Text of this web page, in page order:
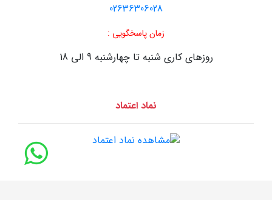
02636306028
زمان پاسخگویی :
روزهای کاری شنبه تا چهارشنبه 9 الی 18
نماد اعتماد